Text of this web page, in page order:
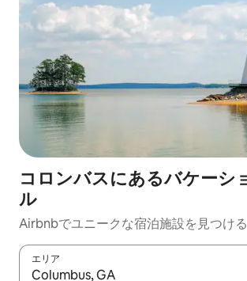
コロンバスにあるバケーシ
ル
Airbnbでユニークな宿泊施設を見つける
エリア
検索結果が表示されたら、上下の矢印キ